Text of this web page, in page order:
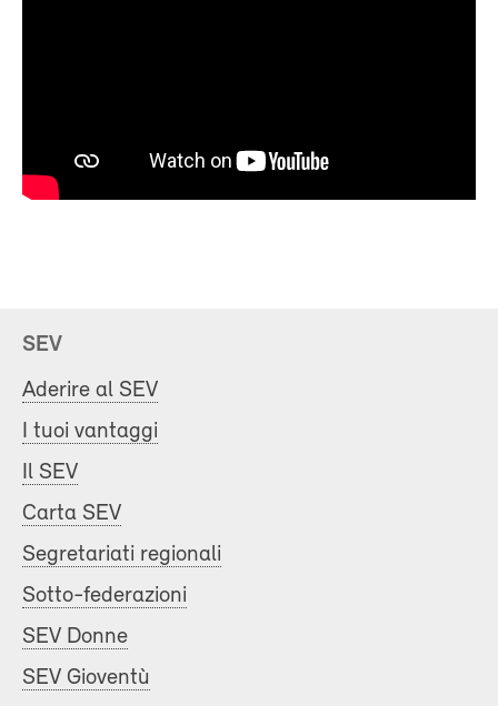
SEV
Aderire al SEV
I tuoi vantaggi
Il SEV
Carta SEV
Segretariati regionali
Sotto-federazioni
SEV Donne
SEV Gioventù